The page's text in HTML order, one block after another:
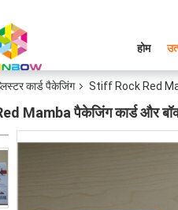
होम
कार्ड पैकेजिंग Stiff Rock Red
Mamba पैकेजिंग कार्ड और